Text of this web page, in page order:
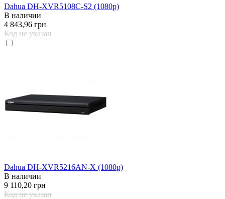
Dahua DH-XVR5108C-S2 (1080р)
В наличии
4 843,96 грн
Код не указан
Dahua DH-XVR5216AN-X (1080p)
В наличии
9 110,20 грн
Код не указан